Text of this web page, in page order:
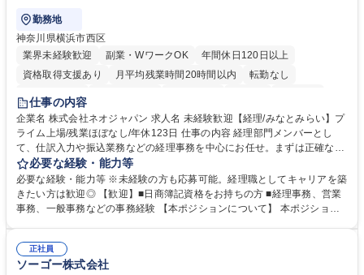
勤務地
神奈川県横浜市西区
業界未経験歓迎
副業・WワークOK
年間休日120日以上
資格取得支援あり
月平均残業時間20時間以内
転勤なし
未経験者歓迎
完全週休2日制
交通費支給 駅近5分以内 土日祝休み
服装自由
寮・社宅あり
仕事の内容
企業名 株式会社ネオジャパン 求人名 未経験歓迎【経理/みなとみらい】プ
ライム上場/残業ほぼなし/年休123日 仕事の内容 経理部門メンバーとし
て、仕訳入力や振込業務などの経理事務を中心にお任せ。まずは正確な入
力・確認業務からスタートし、既存メンバーと一緒に業務を進めながら段
階的に経理知識を身につけていただきます。 【具体的には】 ■社内稟議に
基づく仕訳入力 ■月末の振込業務 ■明細作成 ■伝票処理、記帳業務 ■既存
メンバーの業務サポート 【将来的には】 ■月次決算補助 ■四半期・年次決
想定です。 募集職種 未経験歓迎【経理/みなとみらい】プライム上場/残業
ほぼなし/年休123日
必要な経験・能力等
必要な経験・能力等 ※未経験の方も応募可能。経理職としてキャリアを築
きたい方は歓迎◎ 【歓迎】■日商簿記資格をお持ちの方 ■経理事務、営業
事務、一般事務などの事務経験 【本ポジションについて】 本ポジション
当し、3～5年をかけて月次決算・四半期決算・開示資料作成補助などへス
テップアップできます。また、残業は通常月ほぼなく、決算月でも10時間
正社員
ソーゴー株式会社